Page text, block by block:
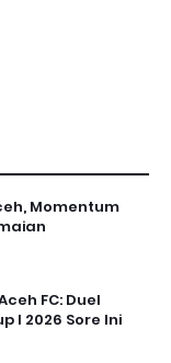
Momentum
FC: Duel
I 2026 Sore Ini